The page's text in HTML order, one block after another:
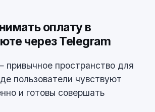
оплату в
через Telegram
привычное пространство для
пользователи чувствуют
и готовы совершать